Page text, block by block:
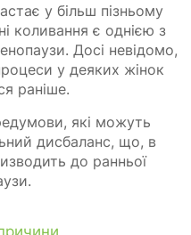
у більш пізньому
коливання є однією з
Досі невідомо,
у деяких жінок
раніше.
які можуть
дисбаланс, що, в
до ранньої